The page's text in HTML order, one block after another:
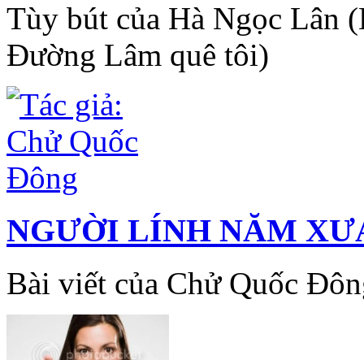
Tùy bút của Hà Ngọc Lân
Đường Lâm quê tôi)
NGƯỜI LÍNH NĂM
Bài viết của Chử Quốc